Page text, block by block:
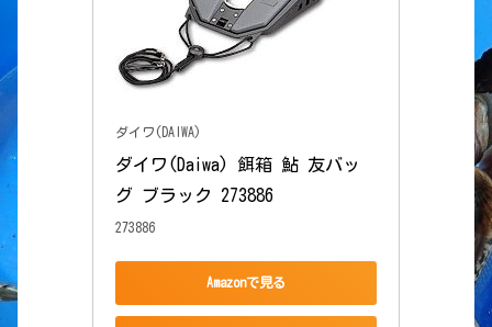
ダイワ(DAIWA)
ダイワ(Daiwa) 餌箱 鮎 友バッ
グ ブラック 273886
273886
Amazonで見る